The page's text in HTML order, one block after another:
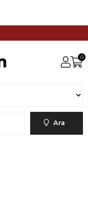
0
Ara